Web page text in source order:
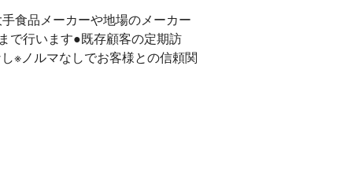
食品メーカーや地場のメーカー
で行います●既存顧客の定期訪
※ノルマなしでお客様との信頼関